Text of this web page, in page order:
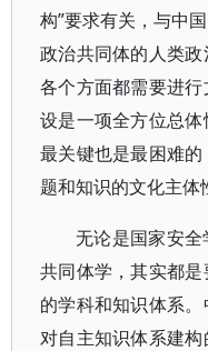
构”要求有关，与中
政治共同体的人类
各个方面都需要进
设是一项全方位总体
最关键也是最困难
题和知识的文化主体
无论是国家安
共同体学，其实都
的学科和知识体系
对自主知识体系建